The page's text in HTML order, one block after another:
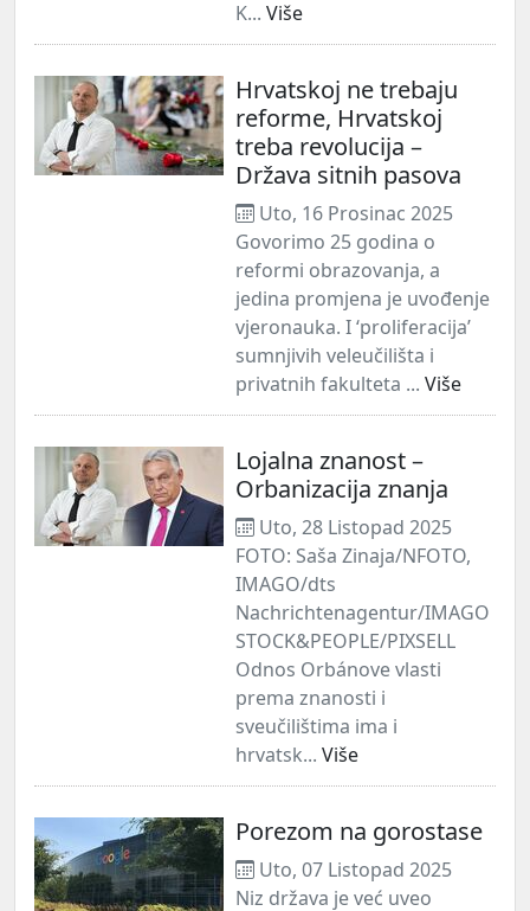
K... Više
Hrvatskoj ne trebaju
reforme, Hrvatskoj
treba revolucija –
Država sitnih pasova
Uto, 16 Prosinac 2025
Govorimo 25 godina o
reformi obrazovanja, a
jedina promjena je uvođenje
vjeronauka. I ‘proliferacija’
sumnjivih veleučilišta i
privatnih fakulteta ... Više
Lojalna znanost –
Orbanizacija znanja
Uto, 28 Listopad 2025
FOTO: Saša Zinaja/NFOTO,
IMAGO/dts
Nachrichtenagentur/IMAGO
STOCK&PEOPLE/PIXSELL
Odnos Orbánove vlasti
prema znanosti i
sveučilištima ima i
hrvatsk... Više
Porezom na gorostase
Uto, 07 Listopad 2025
Niz država je već uveo